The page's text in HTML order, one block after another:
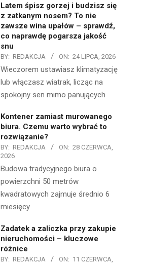
Latem śpisz gorzej i budzisz się
z zatkanym nosem? To nie
zawsze wina upałów – sprawdź,
co naprawdę pogarsza jakość
snu
BY: REDAKCJA ON: 24 LIPCA, 2026
Wieczorem ustawiasz klimatyzację
lub włączasz wiatrak, licząc na
spokojny sen mimo panujących
Kontener zamiast murowanego
biura. Czemu warto wybrać to
rozwiązanie?
BY: REDAKCJA ON: 28 CZERWCA,
2026
Budowa tradycyjnego biura o
powierzchni 50 metrów
kwadratowych zajmuje średnio 6
miesięcy
Zadatek a zaliczka przy zakupie
nieruchomości – kluczowe
różnice
BY: REDAKCJA ON: 11 CZERWCA,